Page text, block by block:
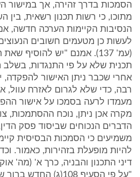
הסמכות בדרך זהירה, אך במישור
מתוכו, כי רשות תכנון רשאית, בין
הנסיבות הקיימות הערכה חדשה,
לעשות כן מטעמים חשובים
(עמ' 137). אמנם "יש להוסיף
תכנית שלא על פי התנגדות, בשלב
אחרי שכבר ניתן האישור להפקדה,
רבה, כדי שלא לגרום לאזרח עוול,
מעמדו לרעה בסמכו על אישור
מקרה אכן ניתן, נוכח ההסתמכות,
הדברים הנכוחים שביסוד פסק
משמיעים כי הסמכות הבסיסית
להיות מופעלת בזהירות, כאמור.
"על פי הסעיף 108(ג)